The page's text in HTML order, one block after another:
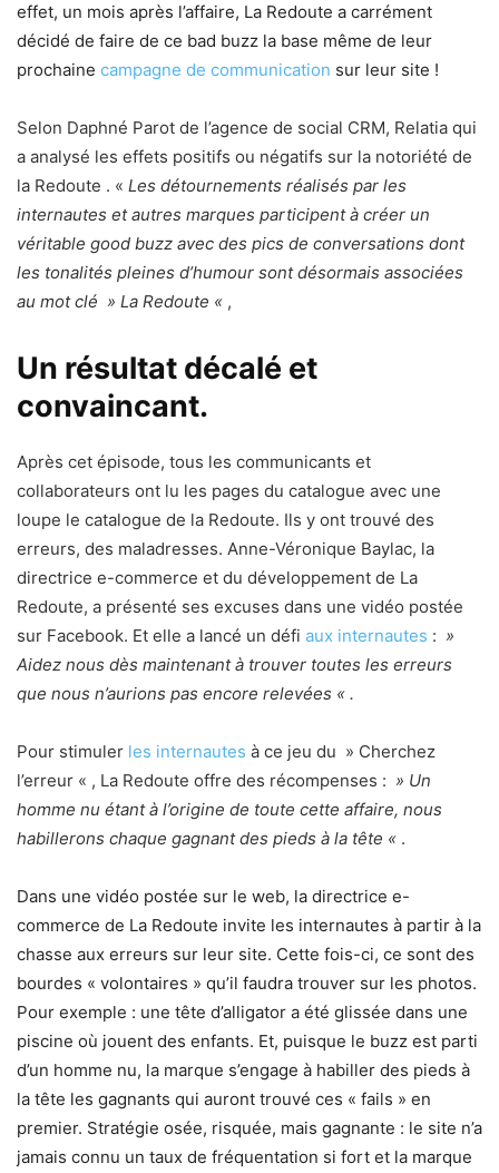
effet, un mois après l’affaire, La Redoute a carrément
décidé de faire de ce bad buzz la base même de leur
prochaine campagne de communication sur leur site !
Selon Daphné Parot de l’agence de social CRM, Relatia qui
a analysé les effets positifs ou négatifs sur la notoriété de
la Redoute . « Les détournements réalisés par les
internautes et autres marques participent à créer un
véritable good buzz avec des pics de conversations dont
les tonalités pleines d’humour sont désormais associées
au mot clé » La Redoute « ,
Un résultat décalé et
convaincant.
Après cet épisode, tous les communicants et
collaborateurs ont lu les pages du catalogue avec une
loupe le catalogue de la Redoute. Ils y ont trouvé des
erreurs, des maladresses. Anne-Véronique Baylac, la
directrice e-commerce et du développement de La
Redoute, a présenté ses excuses dans une vidéo postée
sur Facebook. Et elle a lancé un défi aux internautes : »
Aidez nous dès maintenant à trouver toutes les erreurs
que nous n’aurions pas encore relevées « .
Pour stimuler les internautes à ce jeu du » Cherchez
l’erreur « , La Redoute offre des récompenses : » Un
homme nu étant à l’origine de toute cette affaire, nous
habillerons chaque gagnant des pieds à la tête « .
Dans une vidéo postée sur le web, la directrice e-
commerce de La Redoute invite les internautes à partir à la
chasse aux erreurs sur leur site. Cette fois-ci, ce sont des
bourdes « volontaires » qu’il faudra trouver sur les photos.
Pour exemple : une tête d’alligator a été glissée dans une
piscine où jouent des enfants. Et, puisque le buzz est parti
d’un homme nu, la marque s’engage à habiller des pieds à
la tête les gagnants qui auront trouvé ces « fails » en
premier. Stratégie osée, risquée, mais gagnante : le site n’a
jamais connu un taux de fréquentation si fort et la marque